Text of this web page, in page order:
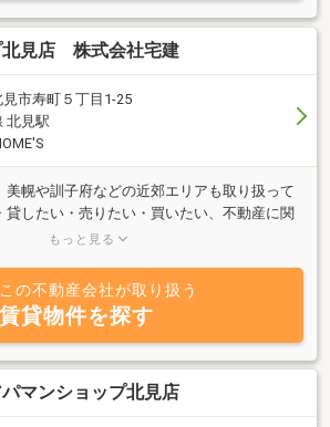
北見店 株式会社宅建
市寿町５丁目1-25
北見駅
美幌や訓子府などの近郊エリアも取り扱って
貸したい・売りたい・買いたい、不動産に関
経験豊富なスタッフが親身になって対応致し
もっと見る
この不動産会社が取り扱う
賃貸物件を探す
マンショップ北見店